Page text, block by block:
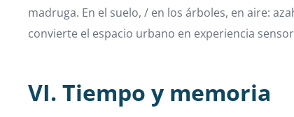
madruga. En el suelo, / en los árboles, en aire:
convierte el espacio urbano en experiencia
VI. Tiempo y memoria